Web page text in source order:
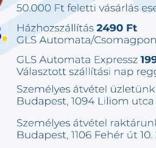
Fémhatású
műanyag
36 db
készleten
840